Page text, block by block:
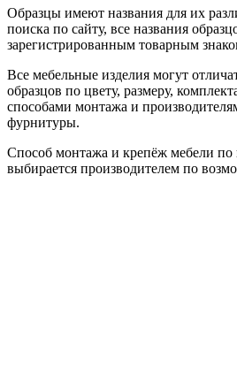
Образцы имеют названия для их
поиска по сайту, все названия
зарегистрированным товарным
Все мебельные изделия могут
образцов по цвету, размеру,
способами монтажа и
фурнитуры.
Способ монтажа и крепёж мебели по
выбирается производителем по